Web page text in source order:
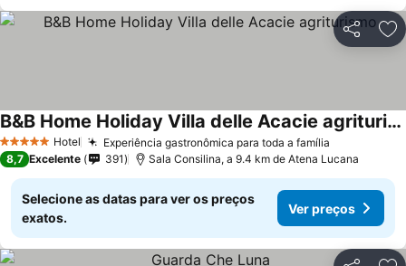
Partilhar
5 Estrelas Hotel Experiência gastronômica para toda a família
B&B Home Holiday Villa delle Acacie agriturismo
8,7 Excelente 391 Sala Consilina, a 9.4 km de Atena Lucana
Selecione as datas para ver os preços
exatos.
Ver preços